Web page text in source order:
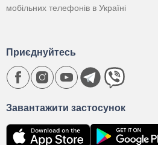
мобільних телефонів в Україні
Завантажити застосунок
Приєднуйтесь